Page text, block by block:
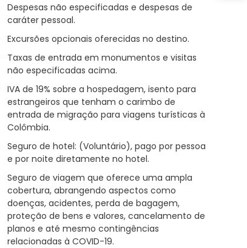
Despesas não especificadas e despesas de
caráter pessoal.
Excursões opcionais oferecidas no destino.
Taxas de entrada em monumentos e visitas
não especificadas acima.
IVA de 19% sobre a hospedagem, isento para
estrangeiros que tenham o carimbo de
entrada de migração para viagens turísticas à
Colômbia.
Seguro de hotel: (Voluntário), pago por pessoa
e por noite diretamente no hotel.
Seguro de viagem que oferece uma ampla
cobertura, abrangendo aspectos como
doenças, acidentes, perda de bagagem,
proteção de bens e valores, cancelamento de
planos e até mesmo contingências
relacionadas à COVID-19.